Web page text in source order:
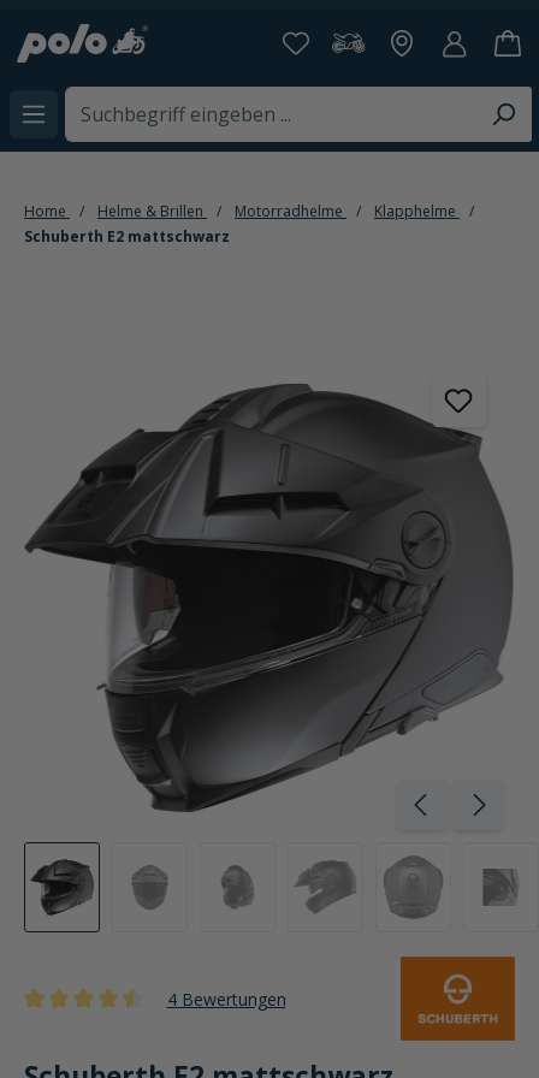
springen
Home Helme & Brillen Motorradhelme
Klapphelme
Schuberth E2 mattschwarz
Durchschnittliche Bewertung von 4.5 von 5 Sternen
4 Bewertungen